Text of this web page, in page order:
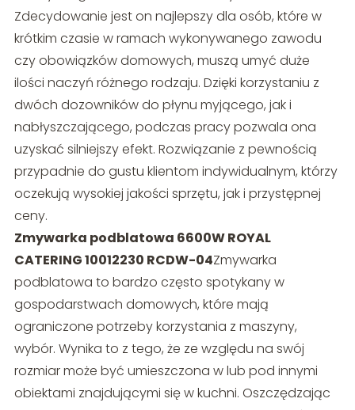
Zdecydowanie jest on najlepszy dla osób, które w
krótkim czasie w ramach wykonywanego zawodu
czy obowiązków domowych, muszą umyć duże
ilości naczyń różnego rodzaju. Dzięki korzystaniu z
dwóch dozowników do płynu myjącego, jak i
nabłyszczającego, podczas pracy pozwala ona
uzyskać silniejszy efekt. Rozwiązanie z pewnością
przypadnie do gustu klientom indywidualnym, którzy
oczekują wysokiej jakości sprzętu, jak i przystępnej
ceny.
Zmywarka podblatowa 6600W ROYAL
CATERING 10012230 RCDW-04Zmywarka
podblatowa to bardzo często spotykany w
gospodarstwach domowych, które mają
ograniczone potrzeby korzystania z maszyny,
wybór. Wynika to z tego, że ze względu na swój
rozmiar może być umieszczona w lub pod innymi
obiektami znajdującymi się w kuchni. Oszczędzając